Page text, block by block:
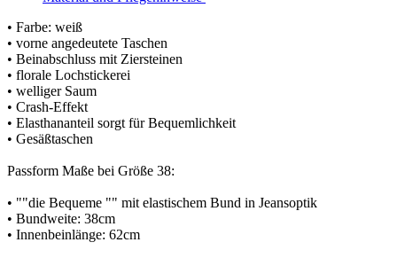
• Farbe: weiß
• vorne angedeutete Taschen
• Beinabschluss mit Ziersteinen
• florale Lochstickerei
• welliger Saum
• Crash-Effekt
• Elasthananteil sorgt für Bequemlichkeit
• Gesäßtaschen
Passform Maße bei Größe 38:
• ""die Bequeme "" mit elastischem Bund in Jeansoptik
• Bundweite: 38cm
• Innenbeinlänge: 62cm